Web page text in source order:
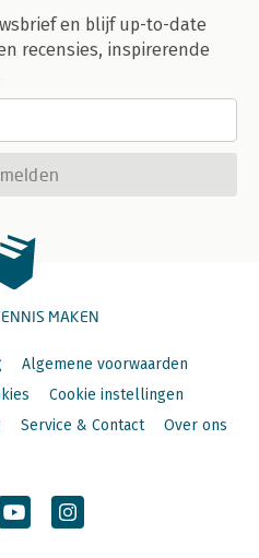
en blijf up-to-date
recensies, inspirerende
MAKEN
Algemene voorwaarden
Cookie instellingen
Service & Contact Over ons